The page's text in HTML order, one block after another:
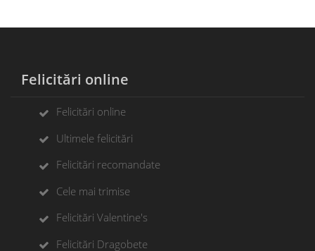
Felicitări online
Felicitări online
Ultimele felicitări
Felicitări recomandate
Cele mai trimise
Felicitări Valentine's
Felicitări Dragobete